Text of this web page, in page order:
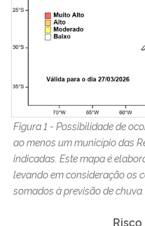
Figura 1 - Possibilidade de
ao menos um município das
indicadas. Este mapa é
levando em consideração os
somados à previsão de chuva.
Risco